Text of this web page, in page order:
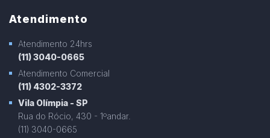
Atendimento
Atendimento 24hrs
(11) 3040-0665
Atendimento Comercial
(11) 4302-3372
Vila Olímpia - SP
Rua do Rócio, 430 - 1ºandar.
(11) 3040-0665